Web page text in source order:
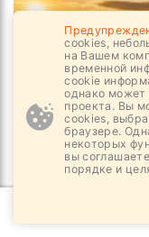
cookies,
на Вашем
временной
cookie
однако может
проекта. Вы
cookies,
браузере.
некоторых
вы
порядке и